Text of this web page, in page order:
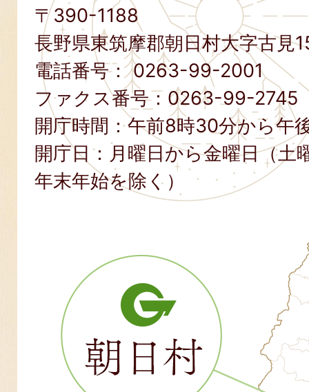
〒390-1188
長野県東筑摩郡朝日村大字古見
電話番号：0263-99-2001
ファクス番号： 0263-99-2745
開庁時間：午前8時30分から午
開庁日：月曜日から金曜日（土
年末年始を除く）